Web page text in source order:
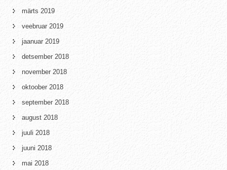
märts 2019
veebruar 2019
jaanuar 2019
detsember 2018
november 2018
oktoober 2018
september 2018
august 2018
juuli 2018
juuni 2018
mai 2018